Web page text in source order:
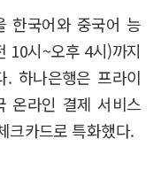
한국어와 중국어 능
10시~오후 4시)까지
. 하나은행은 프라이
온라인 결제 서비스
크카드로 특화했다.